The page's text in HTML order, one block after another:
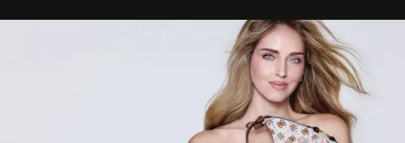
unsurlarından biri olarak öne çıkıyor.